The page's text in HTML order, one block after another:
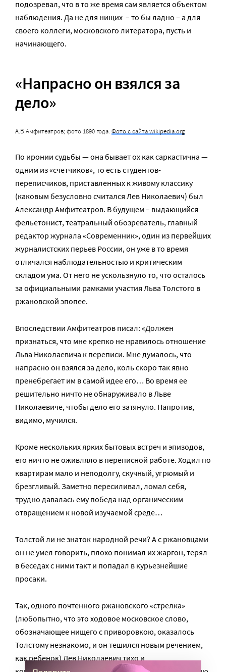
подозревал, что в то же время сам является объектом
наблюдения. Да не для нищих – то бы ладно – а для
своего коллеги, московского литератора, пусть и
начинающего.
«Напрасно он взялся за
дело»
А.В.Амфитеатров; фото 1890 года. Фото с сайта wikipedia.org
По иронии судьбы — она бывает ох как саркастична —
одним из «счетчиков», то есть студентов-
переписчиков, приставленных к живому классику
(каковым безусловно считался Лев Николаевич) был
Александр Амфитеатров. В будущем – выдающийся
фельетонист, театральный обозреватель, главный
редактор журнала «Современник», один из первейших
журналистских перьев России, он уже в то время
отличался наблюдательностью и критическим
складом ума. От него не ускользнуло то, что осталось
за официальными рамками участия Льва Толстого в
ржановской эпопее.
Впоследствии Амфитеатров писал: «Должен
признаться, что мне крепко не нравилось отношение
Льва Николаевича к переписи. Мне думалось, что
напрасно он взялся за дело, коль скоро так явно
пренебрегает им в самой идее его… Во время ее
решительно ничто не обнаруживало в Льве
Николаевиче, чтобы дело его затянуло. Напротив,
видимо, мучился.
Кроме нескольких ярких бытовых встреч и эпизодов,
его ничто не оживляло в переписной работе. Ходил по
квартирам мало и неподолгу, скучный, угрюмый и
брезгливый. Заметно пересиливал, ломал себя,
трудно давалась ему победа над органическим
отвращением к новой изучаемой среде…
Толстой ли не знаток народной речи? А с ржановцами
он не умел говорить, плохо понимал их жаргон, терял
в беседах с ними такт и попадал в курьезнейшие
просаки.
Так, одного почтенного ржановского «стрелка»
(любопытно, что это ходовое московское слово,
обозначающее нищего с приворовкою, оказалось
Толстому незнакомо, и он тешился новым речением,
как ребенок) Лев Николаевич тихо и